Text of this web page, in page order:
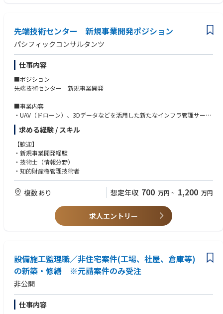
する重要なポジションです。
女性技術者が一生涯活躍できる環境を、ご自身の裁量で一から創り上げて
いく醍醐味を味わえます。
【施工管理職として入社した方の声】
水業界で機械と電気に関わることができ、将来性に魅力を感じ
入社致しました。
部門ごとの役割がはっきりしており、現場施工管理に集中して
働くことができます。
また、日常業務において、システムは分かりやすく
キャリア採用で入社の方でも慣れやすい環境が整っていると思います。
責任のある仕事ですが、前職と比べて残業時間※は大幅に減り、
大変働きやすい環境だと思います。
先端技術センター 新規事業開発ポジション
パシフィックコンサルタンツ
仕事内容
■ポジション
先端技術センター 新規事業開発
■事業内容
・UAV（ドローン）、3Dデータなどを活用した新たなインフラ管理サービ
スを開発
・点群データを3Dモデル化し鉄筋出来形を計測、また下水道管路調査デー
タからVRを構築して維持管理に活用するなど、不可視部のモデル化と維持
管理の効率化
・車載カメラや高密度レーザで取得した点群データから、トンネルの変状
を客観的に判定する技術開発
・知的財産の戦略立案
求める経験 / スキル
【歓迎】
・新規事業開発経験
・技術士（情報分野）
・知的財産権管理技術者
複数あり 想定年収 700 万円 ~ 1,200 万円
求人エントリー
設備施工監理職／非住宅案件(工場、社屋、倉庫等)
の新築・修繕 ※元請案件のみ受注
非公開
仕事内容